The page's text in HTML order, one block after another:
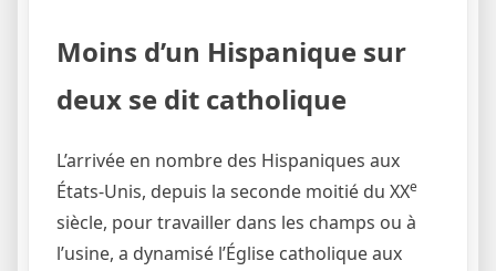
Moins d’un Hispanique sur
deux se dit catholique
L’arrivée en nombre des Hispaniques aux
États-Unis, depuis la seconde moitié du XXe
siècle, pour travailler dans les champs ou à
l’usine, a dynamisé l’Église catholique aux